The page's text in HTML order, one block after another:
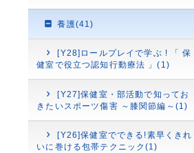
養護(41)
[Y28]ロールプレイで学ぶ ! 「 保
健室で役立つ認知行動療法 」(1)
[Y27]保健室・部活動で知ってお
きたいスポーツ傷害 ～膝関節編～(1)
[Y26]保健室でできる!素早くきれ
いに巻ける包帯テクニック(1)